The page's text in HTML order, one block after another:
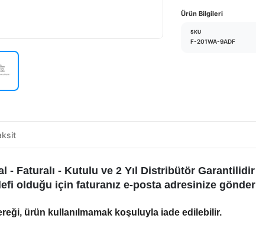
Ürün Bilgileri
SKU
F-201WA-9ADF
- Faturalı - Kutulu ve 2 Yıl Distribütör Garantilidir
olduğu için faturanız e-posta adresinize
ürün kullanılmamak koşuluyla iade edilebilir.